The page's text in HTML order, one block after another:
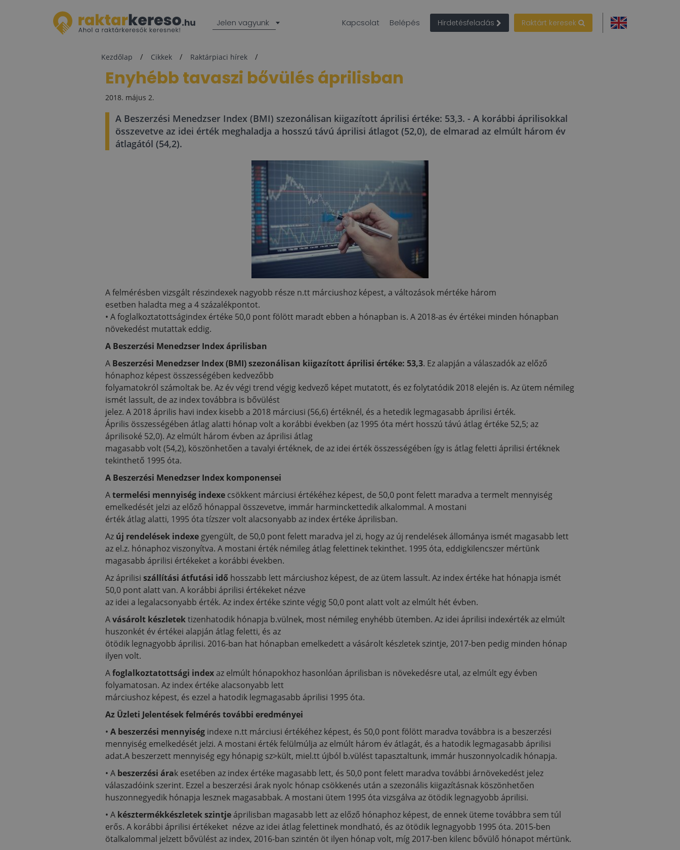
Jelen vagyunk Kapcsolat Belépés Hirdetésfeladás Raktárt keresek
Kezdőlap Cikkek Raktárpiaci hírek
Enyhébb tavaszi bővülés áprilisban
2018. május 2.
A Beszerzési Menedzser Index (BMI) szezonálisan kiigazított áprilisi értéke: 53,3. - A korábbi áprilisokkal
összevetve az idei érték meghaladja a hosszú távú áprilisi átlagot (52,0), de elmarad az elmúlt három év
átlagától (54,2).
A felmérésben vizsgált részindexek nagyobb része n.tt márciushoz képest, a változások mértéke három
esetben haladta meg a 4 százalékpontot.
• A foglalkoztatottságindex értéke 50,0 pont fölött maradt ebben a hónapban is. A 2018-as év értékei minden hónapban
növekedést mutattak eddig.
A Beszerzési Menedzser Index áprilisban
A Beszerzési Menedzser Index (BMI) szezonálisan kiigazított áprilisi értéke: 53,3. Ez alapján a válaszadók az előző
hónaphoz képest összességében kedvezőbb
folyamatokról számoltak be. Az év végi trend végig kedvező képet mutatott, és ez folytatódik 2018 elején is. Az ütem némileg
ismét lassult, de az index továbbra is bővülést
jelez. A 2018 április havi index kisebb a 2018 márciusi (56,6) értéknél, és a hetedik legmagasabb áprilisi érték.
Április összességében átlag alatti hónap volt a korábbi években (az 1995 óta mért hosszú távú átlag értéke 52,5; az
áprilisoké 52,0). Az elmúlt három évben az áprilisi átlag
magasabb volt (54,2), köszönhetően a tavalyi értéknek, de az idei érték összességében így is átlag feletti áprilisi értéknek
tekinthető 1995 óta.
A Beszerzési Menedzser Index komponensei
Atermelési mennyiség indexe csökkent márciusi értékéhez képest, de 50,0 pont felett maradva a termelt mennyiség
emelkedését jelzi az előző hónappal összevetve, immár harminckettedik alkalommal. A mostani
érték átlag alatti, 1995 óta tízszer volt alacsonyabb az index értéke áprilisban.
Az új rendelések indexe gyengült, de 50,0 pont felett maradva jel zi, hogy az új rendelések állománya ismét magasabb lett
az el.z. hónaphoz viszonyítva. A mostani érték némileg átlag felettinek tekinthet. 1995 óta, eddigkilencszer mértünk
magasabb áprilisi értékeket a korábbi években.
Az áprilisi szállítási átfutási idő hosszabb lett márciushoz képest, de az ütem lassult. Az index értéke hat hónapja ismét
50,0 pont alatt van. A korábbi áprilisi értékeket nézve
az idei a legalacsonyabb érték. Az index értéke szinte végig 50,0 pont alatt volt az elmúlt hét évben.
Avásárolt készletektizenhatodik hónapja b.vülnek, most némileg enyhébb ütemben. Az idei áprilisi indexérték az elmúlt
huszonkét év értékei alapján átlag feletti, és az
ötödik legnagyobb áprilisi. 2016-ban hat hónapban emelkedett a vásárolt készletek szintje, 2017-ben pedig minden hónap
ilyen volt.
Afoglalkoztatottsági indexaz elmúlt hónapokhoz hasonlóan áprilisban is növekedésre utal, az elmúlt egy évben
folyamatosan. Az index értéke alacsonyabb lett
márciushoz képest, és ezzel a hatodik legmagasabb áprilisi 1995 óta.
Az Üzleti Jelentések felmérés további eredményei
• A beszerzési mennyiség indexe n.tt márciusi értékéhez képest, és 50,0 pont fölött maradva továbbra is a beszerzési
mennyiség emelkedését jelzi. A mostani érték felülmúlja az elmúlt három év átlagát, és a hatodik legmagasabb áprilisi
adat.A beszerzett mennyiség egy hónapig sz>kült, miel.tt újból b.vülést tapasztaltunk, immár huszonnyolcadik hónapja.
• A beszerzési árak esetében az index értéke magasabb lett, és 50,0 pont felett maradva további árnövekedést jelez
válaszadóink szerint. Ezzel a beszerzési árak nyolc hónap csökkenés után a szezonális kiigazításnak köszönhetően
huszonnegyedik hónapja lesznek magasabbak. A mostani ütem 1995 óta vizsgálva az ötödik legnagyobb áprilisi.
• A késztermékkészletek szintjeáprilisban magasabb lett az előző hónaphoz képest, de ennek üteme továbbra sem túl
erős. A korábbi áprilisi értékeket nézve az idei átlag felettinek mondható, és az ötödik legnagyobb 1995 óta. 2015-ben
ötalkalommal jelzett bővülést az index, 2016-ban szintén öt ilyen hónap volt, míg 2017-ben kilenc bővülő hónapot mértünk.